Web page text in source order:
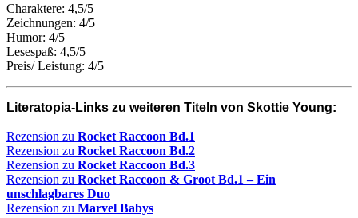
Charaktere: 4,5/5
Zeichnungen: 4/5
Humor: 4/5
Lesespaß: 4,5/5
Preis/ Leistung: 4/5
Literatopia-Links zu weiteren Titeln von Skottie Young:
Rezension zu Rocket Raccoon Bd.1
Rezension zu Rocket Raccoon Bd.2
Rezension zu Rocket Raccoon Bd.3
Rezension zu Rocket Raccoon & Groot Bd.1 – Ein
unschlagbares Duo
Rezension zu Marvel Babys